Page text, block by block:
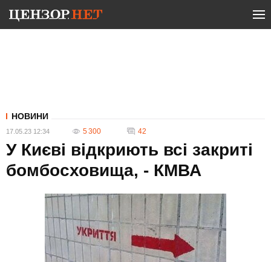
НОВИНИ
17.05.23 12:34 5 300 42
У Києві відкриють всі закриті
бомбосховища, - КМВА